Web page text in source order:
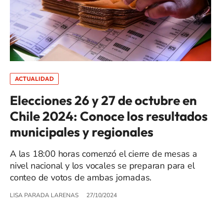
ACTUALIDAD
Elecciones 26 y 27 de octubre en
Chile 2024: Conoce los resultados
municipales y regionales
A las 18:00 horas comenzó el cierre de mesas a
nivel nacional y los vocales se preparan para el
conteo de votos de ambas jornadas.
LISA PARADA LARENAS 27/10/2024